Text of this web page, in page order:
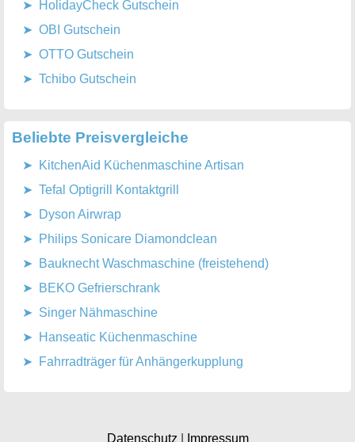
HolidayCheck Gutschein
OBI Gutschein
OTTO Gutschein
Tchibo Gutschein
Beliebte Preisvergleiche
KitchenAid Küchenmaschine Artisan
Tefal Optigrill Kontaktgrill
Dyson Airwrap
Philips Sonicare Diamondclean
Bauknecht Waschmaschine (freistehend)
BEKO Gefrierschrank
Singer Nähmaschine
Hanseatic Küchenmaschine
Fahrradträger für Anhängerkupplung
Datenschutz Impressum